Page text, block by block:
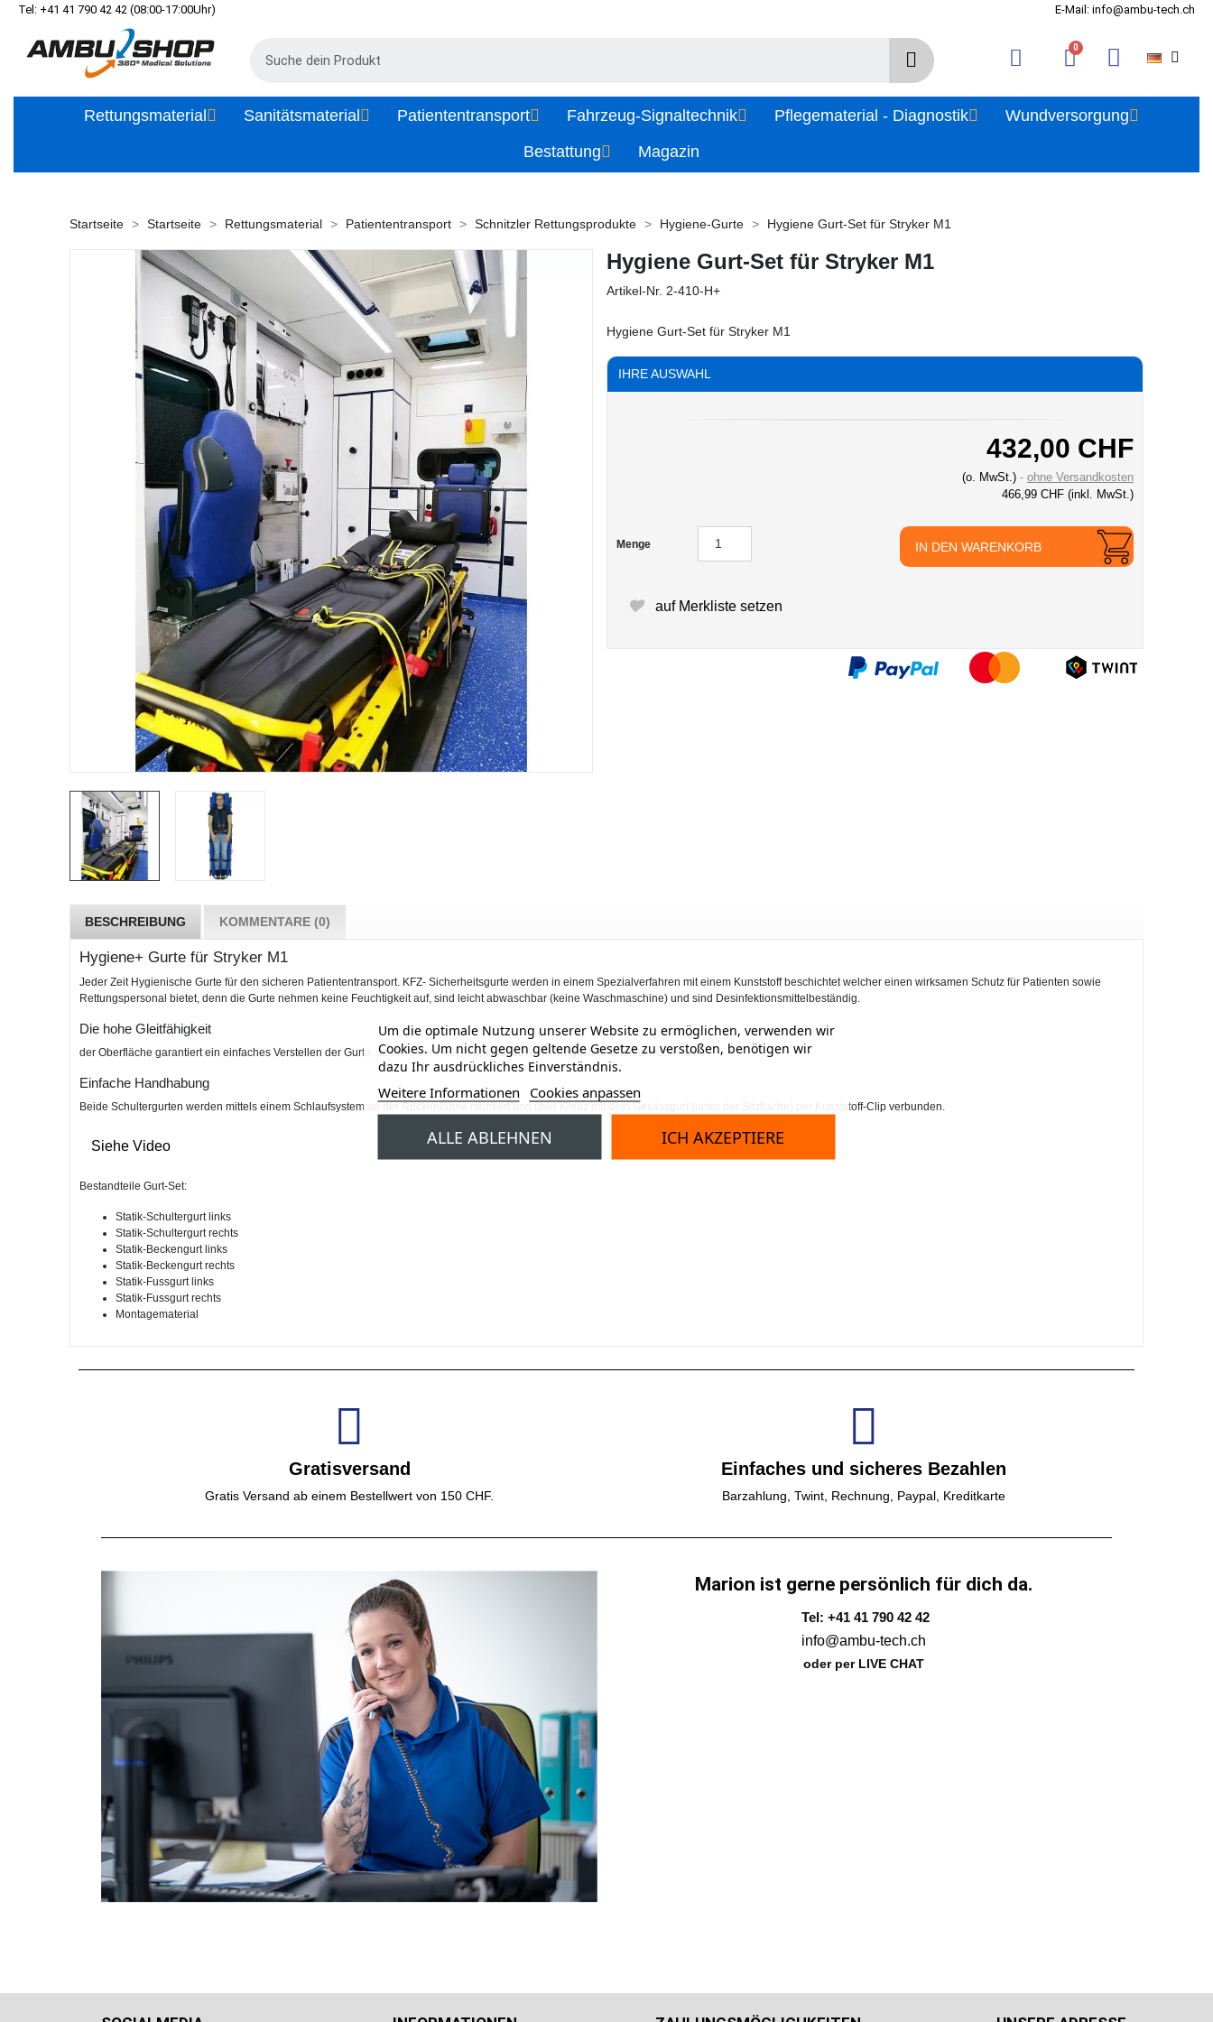
Tel: +41 41 790 42 42 (08:00-17:00Uhr) E-Mail: info@ambu-tech.ch
Rettungsmaterial Sanitätsmaterial Patiententransport Fahrzeug-Signaltechnik Pflegematerial - Diagnostik
Wundversorgung
Bestattung
Magazin
Startseite Startseite Rettungsmaterial Patiententransport Schnitzler Rettungsprodukte Hygiene-Gurte Hygiene Gurt-Set für Stryker M1
Hygiene Gurt-Set für Stryker M1
Artikel-Nr. 2-410-H+
Hygiene Gurt-Set für Stryker M1
IHRE AUSWAHL
432,00 CHF
(o. MwSt.)
ohne Versandkosten
466,99 CHF (inkl. MwSt.)
Menge IN DEN WARENKORB
auf Merkliste setzen
BESCHREIBUNG KOMMENTARE (0)
Hygiene+ Gurte für Stryker M1
Jeder Zeit Hygienische Gurte für den sicheren Patiententransport. KFZ- Sicherheitsgurte werden in einem Spezialverfahren mit einem Kunststoff beschichtet welcher einen wirksamen Schutz für Patienten sowie
Rettungspersonal bietet, denn die Gurte nehmen keine Feuchtigkeit auf, sind leicht abwaschbar (keine Waschmaschine) und sind Desinfektionsmittelbeständig.
Die hohe Gleitfähigkeit
der Oberfläche garantiert ein einfaches Verstellen der Gurte, so dass der Patient optimal auf dem Tragestuhl fixiert werden kann.
Einfache Handhabung
Beide Schultergurten werden mittels einem Schlaufsystem an der Rückenlähne montiert und über Kreuz mit dem Gesässgurt (unter der Sitzfläche) per Kunststoff-Clip verbunden.
Siehe Video
Bestandteile Gurt-Set:
Statik-Schultergurt links
Statik-Schultergurt rechts
Statik-Beckengurt links
Statik-Beckengurt rechts
Statik-Fussgurt links
Statik-Fussgurt rechts
Montagematerial
Gratisversand
Gratis Versand ab einem Bestellwert von 150 CHF.
Einfaches und sicheres Bezahlen
Barzahlung, Twint, Rechnung, Paypal, Kreditkarte
Marion ist gerne persönlich für dich da.
Tel: +41 41 790 42 42
info@ambu-tech.ch
oder per LIVE CHAT
Um die optimale Nutzung unserer Website zu ermöglichen, verwenden wir
Cookies. Um nicht gegen geltende Gesetze zu verstoßen, benötigen wir
dazu Ihr ausdrückliches Einverständnis.
Weitere Informationen Cookies anpassen
ALLE ABLEHNEN ICH AKZEPTIERE